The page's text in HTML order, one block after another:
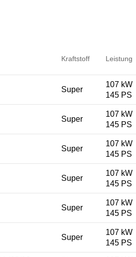
Kraftstoff Leistung
Super
107 kW
145 PS
Super
107 kW
145 PS
Super
107 kW
145 PS
Super
107 kW
145 PS
Super
107 kW
145 PS
Super
107 kW
145 PS